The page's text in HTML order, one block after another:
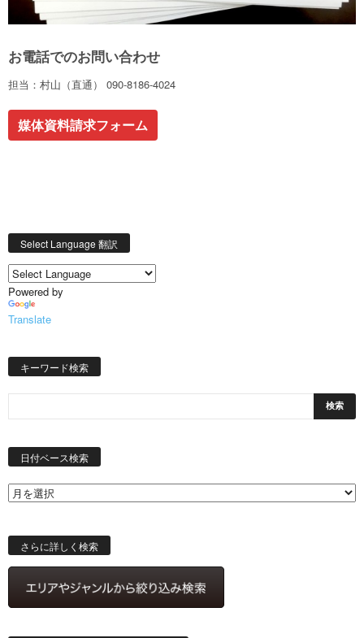
お電話でのお問い合わせ
担当：村山（直通） 090-8186-4024
媒体資料請求フォーム
Select Language 翻訳
Powered by
Translate
キーワード検索
日付ベース検索
ス
索
さらに詳しく検索